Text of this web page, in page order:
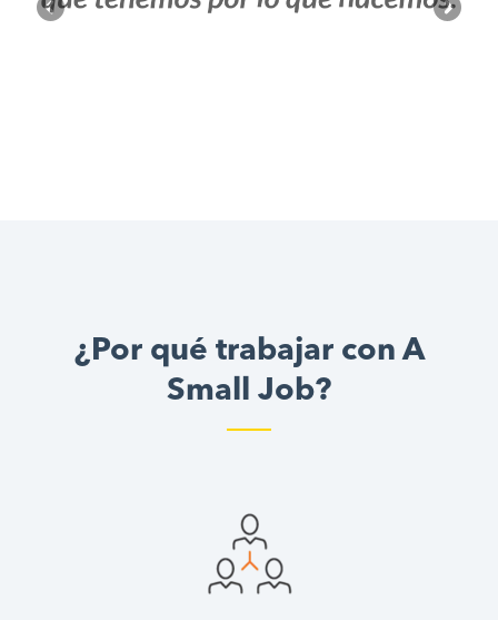
¿Por qué trabajar con A
Small Job?